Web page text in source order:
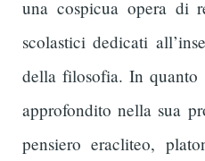
una cospicua opera di
scolastici dedicati
della filosofia. In
approfondito nella sua
pensiero eracliteo,